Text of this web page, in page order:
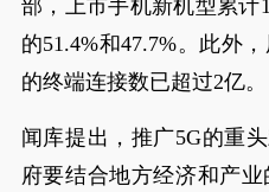
部，上市手机新机型累计
的51.4%和47.7%。此外
的终端连接数已超过2亿。
闻库提出，推广5G的重
府要结合地方经济和产